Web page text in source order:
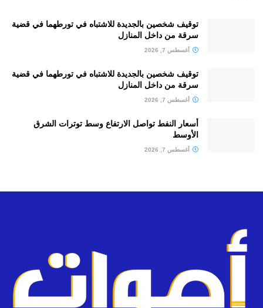
توقيف شخصين بالجديدة للاشتباه في تورطهما في قضية
سرقة من داخل المنازل
أغسطس 7, 2026
توقيف شخصين بالجديدة للاشتباه في تورطهما في قضية
سرقة من داخل المنازل
أغسطس 7, 2026
أسعار النفط تواصل الارتفاع وسط توترات الشرق
الأوسط
أغسطس 7, 2026